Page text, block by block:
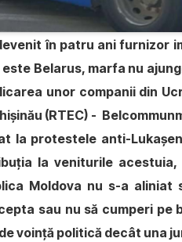
în patru ani furnizor
Belarus, marfa nu
unor companii din
(RTEC) -
la protestele anti-
la veniturile
Moldova nu s-a aliniat
sau nu să cumperi pe
voință politică decât una